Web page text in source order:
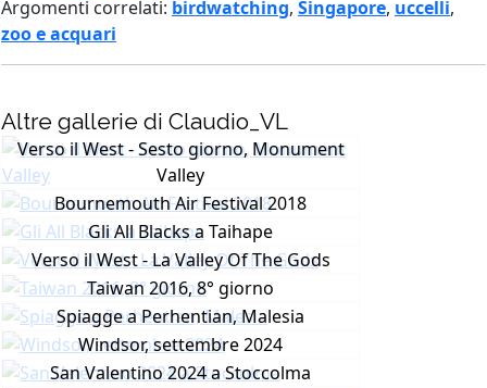
Argomenti correlati: birdwatching, Singapore, uccelli,
zoo e acquari
Altre gallerie di Claudio_VL
Verso il West - Sesto giorno, Monument
Valley
Bournemouth Air Festival 2018
Gli All Blacks a Taihape
Verso il West - La Valley Of The Gods
Taiwan 2016, 8° giorno
Spiagge a Perhentian, Malesia
Windsor, settembre 2024
San Valentino 2024 a Stoccolma